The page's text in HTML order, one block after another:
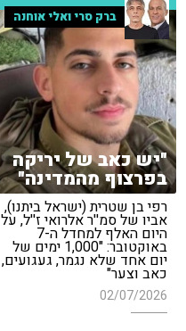
ברק סרי ואלי אוחנה
"יש כאב של יריקה
בפרצוף מהמדינה"
רפי בן שטרית (ישראל ביתנו),
אביו של סמ''ר אלרואי ז''ל, על
היום האלף למחדל ה-7
באוקטובר: "1,000 ימים של
יום אחד שלא נגמר, געגועים,
כאב וצער"
02/07/2026